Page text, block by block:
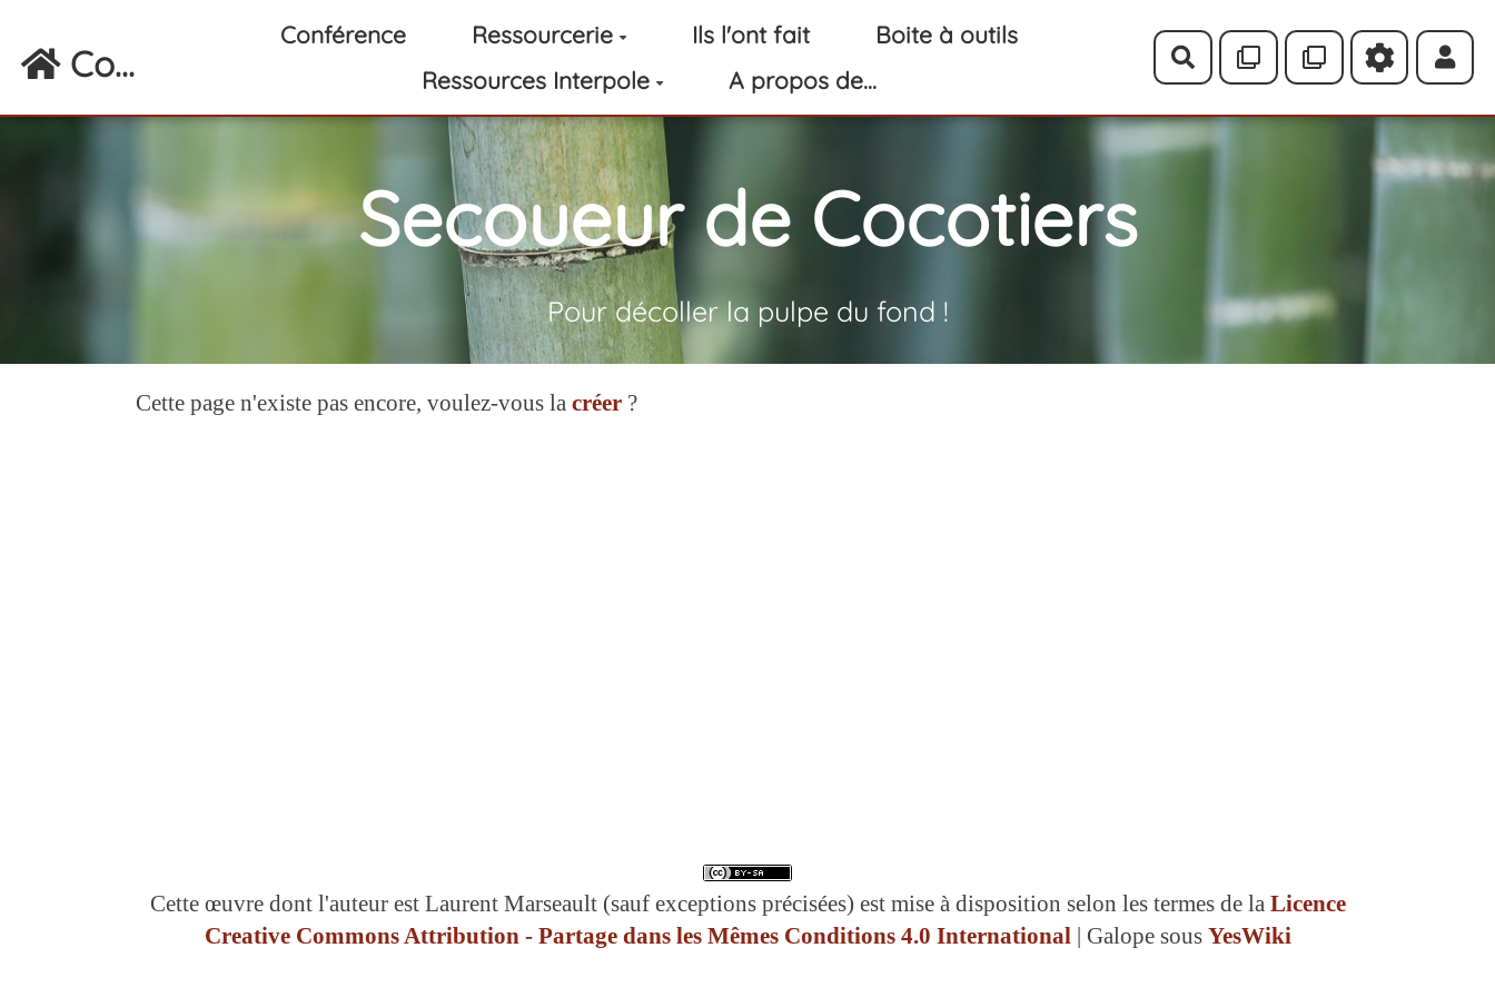
Aller au contenu principal
Co...
Conférence Ressourcerie Ils l'ont fait
Boite à outils
Ressources Interpole
A propos de...
Rechercher
Secoueur de Cocotiers
Pour décoller la pulpe du fond !
Cette page n'existe pas encore, voulez-vous la créer ?
Cette œuvre dont l'auteur est Laurent Marseault (sauf exceptions précisées) est mise à disposition selon les termes de la Licence
Creative Commons Attribution - Partage dans les Mêmes Conditions 4.0 International | Galope sous YesWiki